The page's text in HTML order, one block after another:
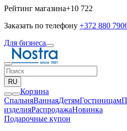
Рейтинг магазина+10 722
Заказать по телефону +372 880
Для бизнеса
RU
Корзина
СпальняВаннаяДетямГостиницам
изделияPаспродажаНовинка
Подарочные купон